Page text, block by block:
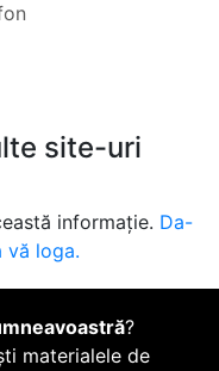
site-uri
informație. Da-
vă loga.
?
materialele de